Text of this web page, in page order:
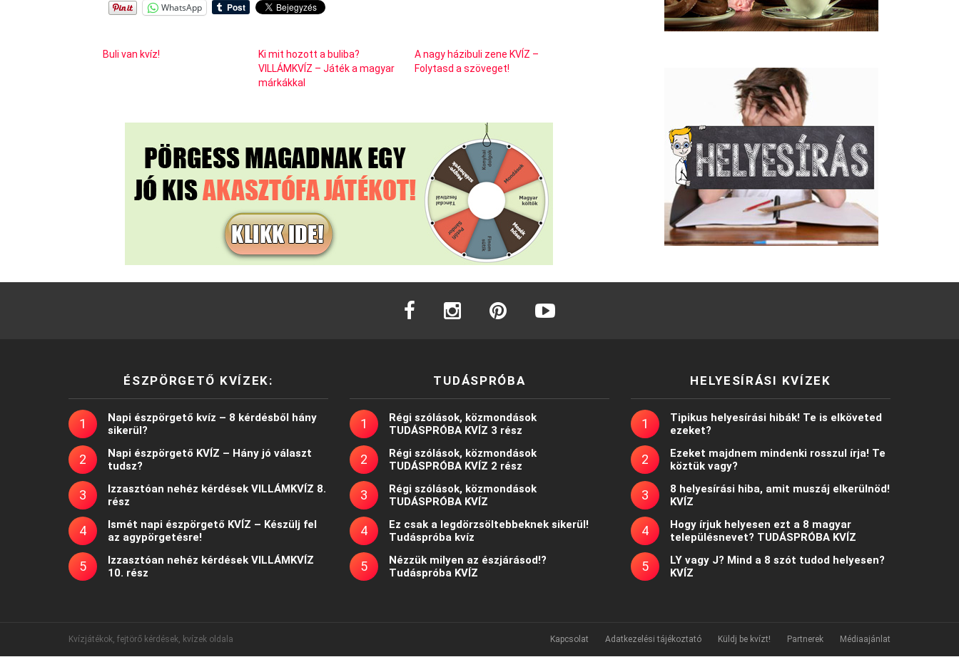
WhatsApp
Buli van kvíz!
Ki mit hozott a buliba?
VILLÁMKVÍZ – Játék a magyar
márkákkal
A nagy házibuli zene KVÍZ –
Folytasd a szöveget!
facebook instagram
ÉSZPÖRGETŐ KVÍZEK:
Napi észpörgető kvíz – 8 kérdésből hány
sikerül?
Napi észpörgető KVÍZ – Hány jó választ
tudsz?
Izzasztóan nehéz kérdések VILLÁMKVÍZ 8.
rész
Ismét napi észpörgető KVÍZ – Készülj fel
az agypörgetésre!
Izzasztóan nehéz kérdések VILLÁMKVÍZ
10. rész
TUDÁSPRÓBA
Régi szólások, közmondások
TUDÁSPRÓBA KVÍZ 3 rész
Régi szólások, közmondások
TUDÁSPRÓBA KVÍZ 2 rész
Régi szólások, közmondások
TUDÁSPRÓBA KVÍZ
Ez csak a legdörzsöltebbeknek sikerül!
Tudáspróba kvíz
Nézzük milyen az észjárásod!?
Tudáspróba KVÍZ
HELYESÍRÁSI KVÍZEK
Tipikus helyesírási hibák! Te is elköveted
ezeket?
Ezeket majdnem mindenki rosszul írja! Te
köztük vagy?
8 helyesírási hiba, amit muszáj elkerülnöd!
KVÍZ
Hogy írjuk helyesen ezt a 8 magyar
településnevet? TUDÁSPRÓBA KVÍZ
LY vagy J? Mind a 8 szót tudod helyesen?
KVÍZ
Kvízjátékok, fejtörő kérdések, kvízek oldala Kapcsolat Adatkezelési tájékoztató Küldj be kvízt! Partnerek Médiaajánlat